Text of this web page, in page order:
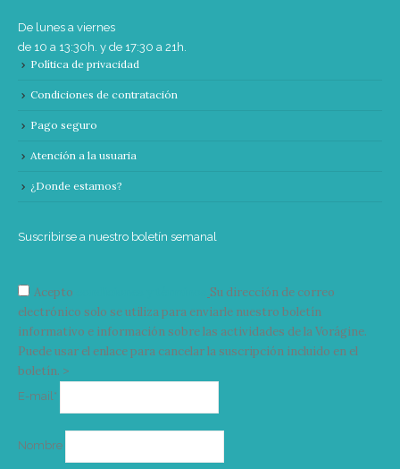
De lunes a viernes
de 10 a 13:30h. y de 17:30 a 21h.
Política de privacidad
Condiciones de contratación
Pago seguro
Atención a la usuaria
¿Donde estamos?
Suscribirse a nuestro boletín semanal
Acepto
Su dirección de correo
electrónico solo se utiliza para enviarle nuestro boletín
informativo e información sobre las actividades de la Vorágine.
Puede usar el enlace para cancelar la suscripción incluido en el
boletín. >
E-mail*
Nombre